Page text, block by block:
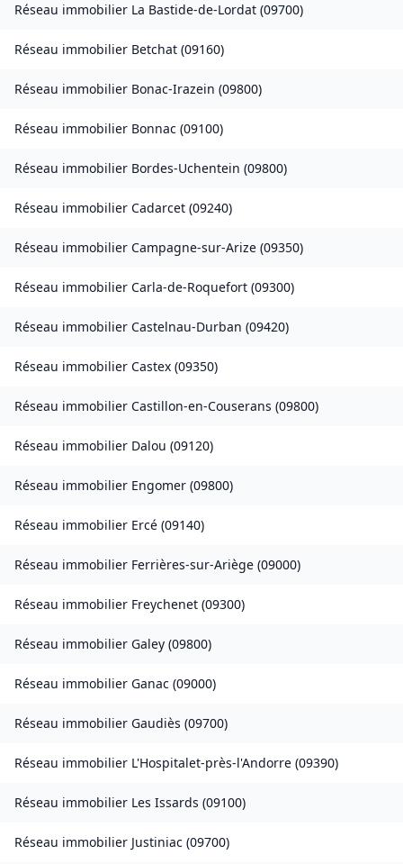
Réseau immobilier La Bastide-de-Lordat (09700)
Réseau immobilier Betchat (09160)
Réseau immobilier Bonac-Irazein (09800)
Réseau immobilier Bonnac (09100)
Réseau immobilier Bordes-Uchentein (09800)
Réseau immobilier Cadarcet (09240)
Réseau immobilier Campagne-sur-Arize (09350)
Réseau immobilier Carla-de-Roquefort (09300)
Réseau immobilier Castelnau-Durban (09420)
Réseau immobilier Castex (09350)
Réseau immobilier Castillon-en-Couserans (09800)
Réseau immobilier Dalou (09120)
Réseau immobilier Engomer (09800)
Réseau immobilier Ercé (09140)
Réseau immobilier Ferrières-sur-Ariège (09000)
Réseau immobilier Freychenet (09300)
Réseau immobilier Galey (09800)
Réseau immobilier Ganac (09000)
Réseau immobilier Gaudiès (09700)
Réseau immobilier L'Hospitalet-près-l'Andorre (09390)
Réseau immobilier Les Issards (09100)
Réseau immobilier Justiniac (09700)